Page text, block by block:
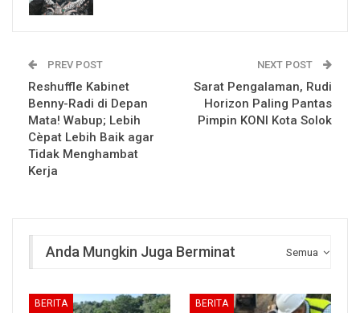
PREV POST
Reshuffle Kabinet
Benny-Radi di Depan
Mata! Wabup; Lebih
Cèpat Lebih Baik agar
Tidak Menghambat
Kerja
NEXT POST
Sarat Pengalaman, Rudi
Horizon Paling Pantas
Pimpin KONI Kota Solok
Semua
Anda Mungkin Juga Berminat
BERITA BERITA